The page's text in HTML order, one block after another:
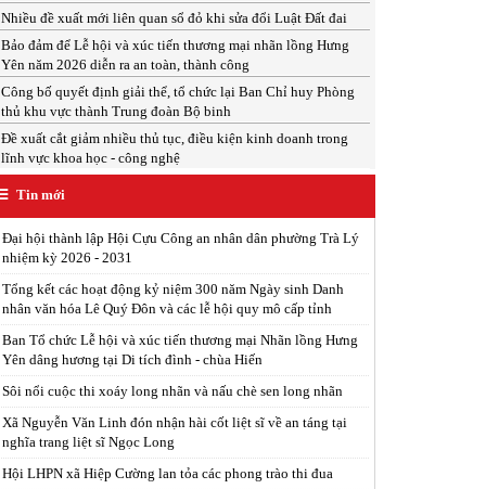
Nhiều đề xuất mới liên quan sổ đỏ khi sửa đổi Luật Đất đai
Bảo đảm để Lễ hội và xúc tiến thương mại nhãn lồng Hưng
Yên năm 2026 diễn ra an toàn, thành công
Công bố quyết định giải thể, tổ chức lại Ban Chỉ huy Phòng
thủ khu vực thành Trung đoàn Bộ binh
Đề xuất cắt giảm nhiều thủ tục, điều kiện kinh doanh trong
lĩnh vực khoa học - công nghệ
Tin mới
Đại hội thành lập Hội Cựu Công an nhân dân phường Trà Lý
nhiệm kỳ 2026 - 2031
Tổng kết các hoạt động kỷ niệm 300 năm Ngày sinh Danh
nhân văn hóa Lê Quý Đôn và các lễ hội quy mô cấp tỉnh
Ban Tổ chức Lễ hội và xúc tiến thương mại Nhãn lồng Hưng
Yên dâng hương tại Di tích đình - chùa Hiến
Sôi nổi cuộc thi xoáy long nhãn và nấu chè sen long nhãn
Xã Nguyễn Văn Linh đón nhận hài cốt liệt sĩ về an táng tại
nghĩa trang liệt sĩ Ngọc Long
Hội LHPN xã Hiệp Cường lan tỏa các phong trào thi đua